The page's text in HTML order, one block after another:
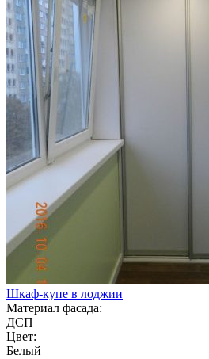
Шкаф-купе в лоджии
Материал фасада:
ДСП
Цвет:
Белый